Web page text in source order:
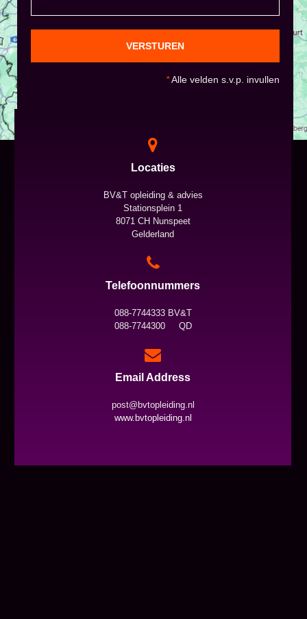
VERSTUREN
*Alle velden s.v.p. invullen
Locaties
BV&T opleiding & advies
Stationsplein 1
8071 CH Nunspeet
Gelderland
Telefoonnummers
088-7744333 BV&T
088-7744300 QD
Email Address
post@bvtopleiding.nl
www.bvtopleiding.nl